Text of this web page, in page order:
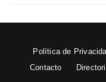
Política de
Contacto